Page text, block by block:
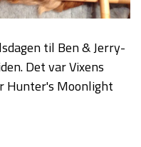
til Ben & Jerry-
Det var Vixens
Hunter's Moonlight